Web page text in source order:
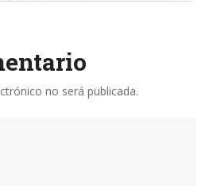
no será publicada.